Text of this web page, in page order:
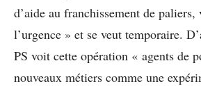
d’aide au franchissement de
l’urgence » et se veut temporaire.
PS voit cette opération « agents de
nouveaux métiers comme une